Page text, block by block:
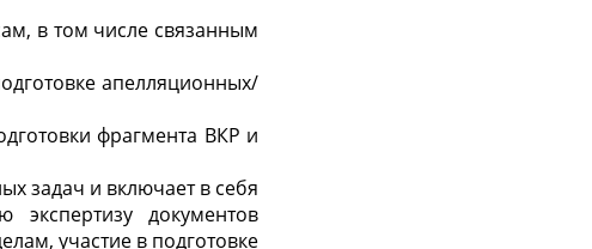
в том числе связанным
апелляционных/
фрагмента ВКР и
задач и включает в себя
экспертизу документов
участие в подготовке